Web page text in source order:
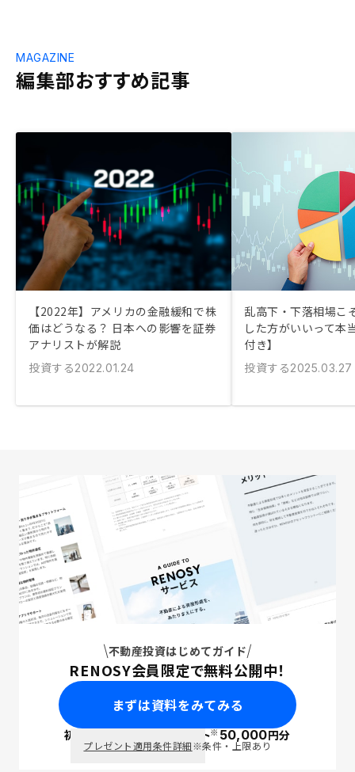
編集部おすすめ記事
MAGAZINE
【2022年】アメリカの金融緩和で株
価はどうなる？ 日本への影響を証券
アナリストが解説
投資する2022.01.24
乱高下・下落相場こ
した方がいいって本
付き】
投資する2025.03.27
不動産投資はじめてガイド
RENOSY会員限定で無料公開中！
まずは資料をみてみる
初回面談で ポイント※50,000円分
プレゼント適用条件詳細※条件・上限あり